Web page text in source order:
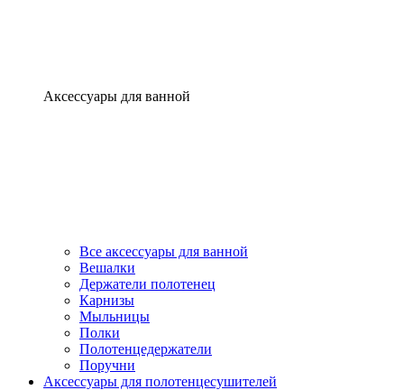
Аксессуары для ванной
Все аксессуары для ванной
Вешалки
Держатели полотенец
Карнизы
Мыльницы
Полки
Полотенцедержатели
Поручни
Аксессуары для полотенцесушителей